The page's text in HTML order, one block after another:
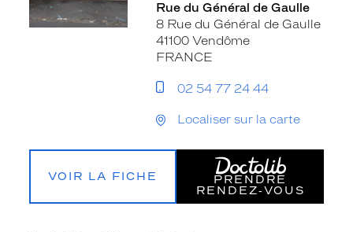
Rue du Général de Gaulle
8 Rue du Général de Gaulle
41100 Vendôme
FRANCE
02 54 77 24 44
Localiser sur la carte
VOIR LA FICHE
PRENDRE
RENDEZ‑VOUS